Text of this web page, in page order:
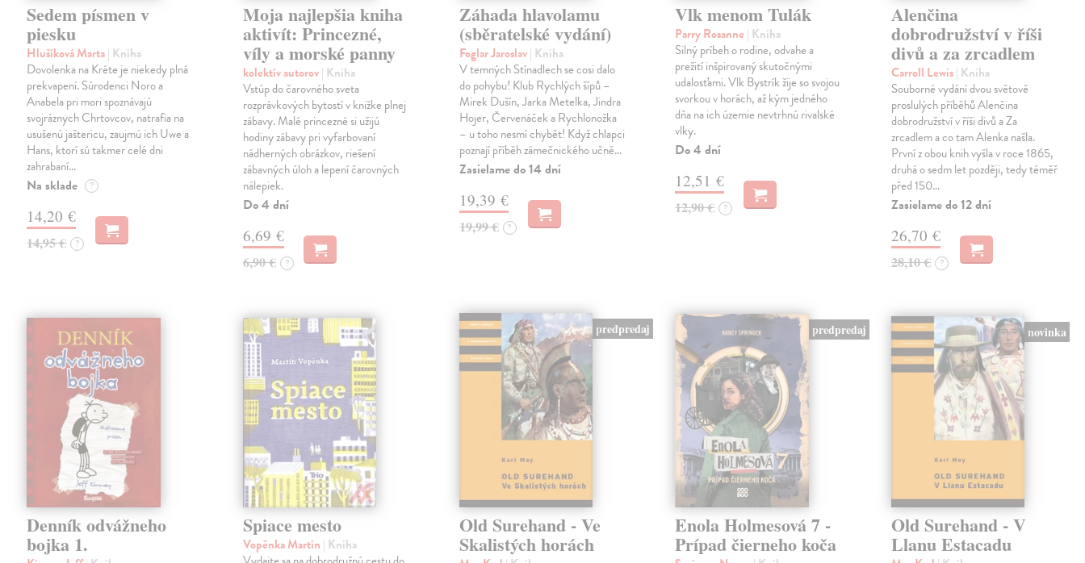
Sedem písmen v
piesku
Hlušíková Marta| Kniha
Dovolenka na Kréte je niekedy plná
prekvapení. Súrodenci Noro a
Anabela pri mori spoznávajú
svojráznych Chrtovcov, natrafia na
usušenú jaštericu, zaujmú ich Uwe a
Hans, ktorí sú takmer celé dni
zahrabaní…
Na sklade ?
14,20 €
14,95 € ?
Moja najlepšia kniha
aktivít: Princezné,
víly a morské panny
kolektív autorov| Kniha
Vstúp do čarovného sveta
rozprávkových bytostí v knižke plnej
zábavy. Malé princezné si užijú
hodiny zábavy pri vyfarbovaní
nádherných obrázkov, riešení
zábavných úloh a lepení čarovných
nálepiek.
Do 4 dní
6,69 €
6,90 € ?
Záhada hlavolamu
(sběratelské vydání)
Foglar Jaroslav| Kniha
V temných Stínadlech se cosi dalo
do pohybu! Klub Rychlých šípů –
Mirek Dušín, Jarka Metelka, Jindra
Hojer, Červenáček a Rychlonožka
– u toho nesmí chybět! Když chlapci
poznají příběh zámečnického učně…
Zasielame do 14 dní
19,39 €
19,99 € ?
Vlk menom Tulák
Parry Rosanne | Kniha
Silný príbeh o rodine, odvahe a
prežití inšpirovaný skutočnými
udalosťami. Vlk Bystrík žije so svojou
svorkou v horách, až kým jedného
dňa na ich územie nevtrhnú rivalské
vlky.
Do 4 dní
12,51 €
12,90 € ?
Alenčina
dobrodružství v říši
divů a za zrcadlem
Carroll Lewis| Kniha
Souborné vydání dvou světově
proslulých příběhů Alenčina
dobrodružství v říši divů a Za
zrcadlem a co tam Alenka našla.
První z obou knih vyšla v roce 1865,
druhá o sedm let později, tedy téměř
před 150…
Zasielame do 12 dní
26,70 €
28,10 € ?
Denník odvážneho
bojka 1.
Spiace mesto
Vopěnka Martin | Kniha
predpredaj
Old Surehand - Ve
Skalistých horách
predpredaj
Enola Holmesová 7 -
Prípad čierneho koča
novinka
Old Surehand - V
Llanu Estacadu